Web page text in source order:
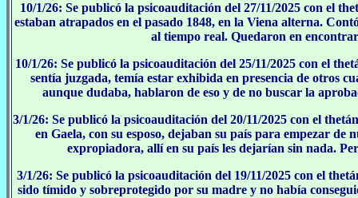
10/1/26: Se publicó la psicoauditación del 27/11/2025 con el
estaban atrapados en el pasado 1848, en la Viena alterna.
al tiempo real. Quedaron en
10/1/26: Se publicó la psicoauditación del 25/11/2025 con el
sentía juzgada, temía estar exhibida en presencia de otros
aunque dudaba, hablaron de eso y de no buscar la
3/1/26: Se publicó la psicoauditación del 20/11/2025 con el
en Gaela, con su esposo, dejaban su país para empezar
expropiadora, allí en su país les dejarían sin nada.
3/1/26: Se publicó la psicoauditación del 19/11/2025 con el
sido tímido y sobreprotegido por su madre y no había